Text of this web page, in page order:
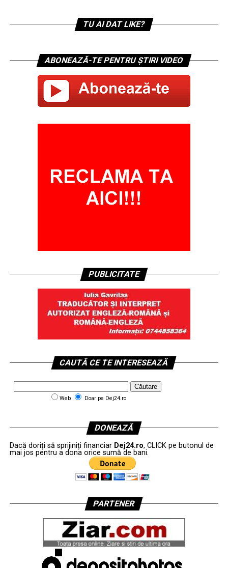
TU AI DAT LIKE?
ABONEAZĂ-TE PENTRU ȘTIRI VIDEO
PUBLICITATE
CAUTĂ CE TE INTERESEAZĂ
Web Doar pe Dej24.ro
DONEAZĂ
Dacă doriți să sprijiniți financiar Dej24.ro, CLICK pe butonul de
mai jos pentru a dona orice sumă de bani.
PARTENER